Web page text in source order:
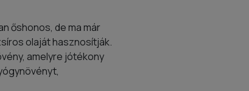
őshonos, de ma már
olaját hasznosítják.
amelyre jótékony